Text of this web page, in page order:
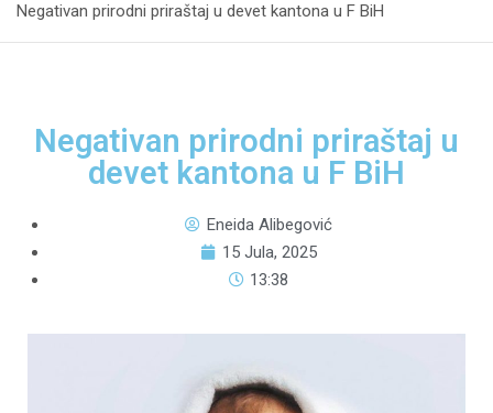
Negativan prirodni priraštaj u devet kantona u F BiH
Negativan prirodni priraštaj u
devet kantona u F BiH
Eneida Alibegović
15 Jula, 2025
13:38